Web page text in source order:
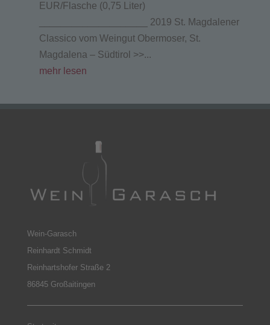
EUR/Flasche (0,75 Liter)
____________________ 2019 St. Magdalener
Classico vom Weingut Obermoser, St.
Magdalena – Südtirol >>...
mehr lesen
Wein-Garasch
Reinhardt Schmidt
Reinhartshofer Straße 2
86845 Großaitingen